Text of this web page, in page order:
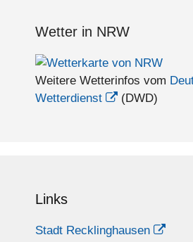
Wetter in NRW
Weitere Wetterinfos vom
Wetterdienst
(DWD)
Links
Stadt Recklinghausen